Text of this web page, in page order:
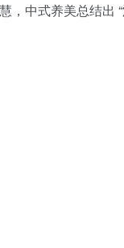
，中式养美总结出 “